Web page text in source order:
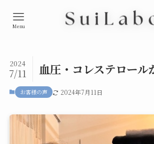
Menu
血圧・コレステロール
2024
7/11
お客様の声 2024年7月11日